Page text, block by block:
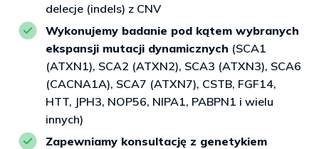
delecje (indels) z CNV
Wykonujemy badanie pod kątem wybranych
ekspansji mutacji dynamicznych (SCA1
(ATXN1), SCA2 (ATXN2), SCA3 (ATXN3), SCA6
(CACNA1A), SCA7 (ATXN7), CSTB, FGF14,
HTT, JPH3, NOP56, NIPA1, PABPN1 i wielu
innych)
Zapewniamy konsultację z genetykiem